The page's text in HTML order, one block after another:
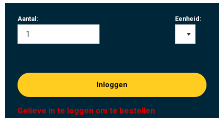
Aantal: Eenheid:
Inloggen
Gelieve in te loggen om te bestellen